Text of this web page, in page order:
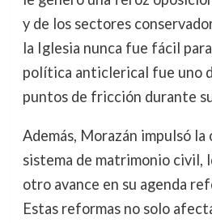
y de los sectores
la Iglesia nunca fue fácil
política anticlerical fue uno
puntos de fricción durante
Además, Morazán impulsó la
sistema de matrimonio civil,
otro avance en su agenda
Estas reformas no solo